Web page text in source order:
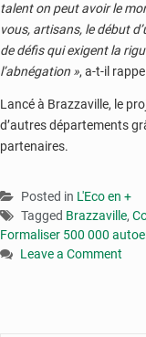
talent on peut avoir le
vous, artisans, le début
de défis qui exigent la
l’abnégation », a-t-il
Lancé à Brazzaville, le
d’autres départements
partenaires.
Posted in L'Eco en +
Tagged Brazzaville,
Formaliser 500 000
Leave a Comment